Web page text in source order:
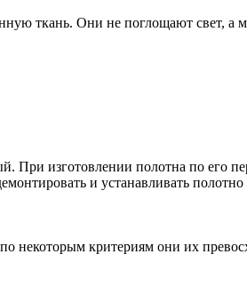
ткань. Они не поглощают свет, а
При изготовлении полотна по его
и устанавливать
некоторым критериям они их